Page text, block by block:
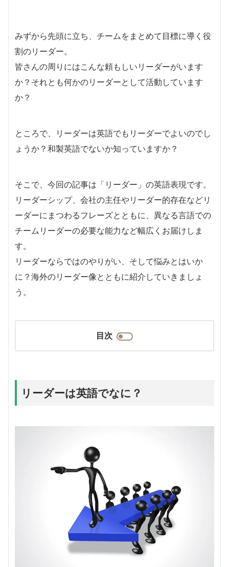
みずから先頭に立ち、チームをまとめて目標に導く役
割のリーダー。
皆さんの周りにはこんな頼もしいリーダーがいます
か？それとも何かのリーダーとして活動しています
か？
ところで、リーダーは英語でもリーダーでよいのでし
ょうか？和製英語でないか知っていますか？
そこで、今回の記事は「リーダー」の英語表現です。
リーダーシップ、会社の主任やリーダー的存在などリ
ーダーにまつわるフレーズとともに、異なる言語での
チームリーダーの必要な能力など幅広くお届けしま
す。
リーダーならではのやりがい、そして悩みとはいか
に？海外のリーダー像とともに紹介していきましょ
う。
目次
リーダーは英語でなに？